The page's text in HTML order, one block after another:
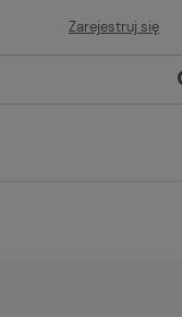
Zarejestruj się